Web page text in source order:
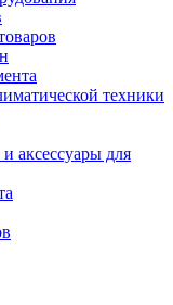
техники
аксессуары для